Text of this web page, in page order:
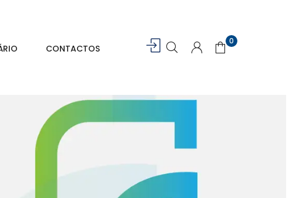
CONTACTOS
0